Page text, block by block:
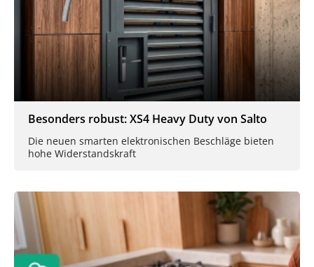
Besonders robust: XS4 Heavy Duty von Salto
Die neuen smarten elektronischen Beschläge bieten
hohe Widerstandskraft